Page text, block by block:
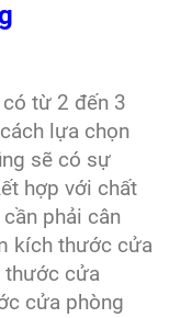
từ 2 đến 3
lựa chọn
sẽ có sự
hợp với chất
phải cân
kích thước cửa
thước cửa
cửa phòng